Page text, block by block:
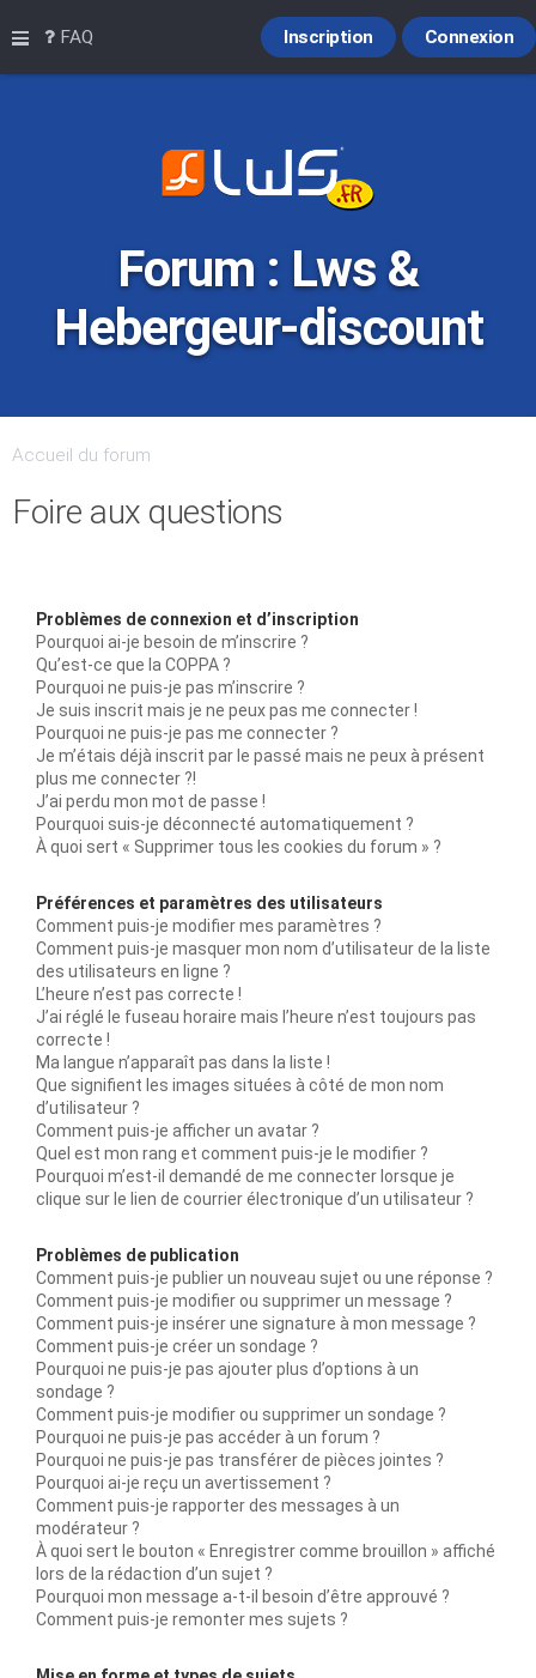
Raccourcis
FAQ Connexion
Inscription
Forum : Lws &
Hebergeur-discount
Accueil du forum
Foire aux questions
Problèmes de connexion et d’inscription
Pourquoi ai-je besoin de m’inscrire ?
Qu’est-ce que la COPPA ?
Pourquoi ne puis-je pas m’inscrire ?
Je suis inscrit mais je ne peux pas me connecter !
Pourquoi ne puis-je pas me connecter ?
Je m’étais déjà inscrit par le passé mais ne peux à présent
plus me connecter ?!
J’ai perdu mon mot de passe !
Pourquoi suis-je déconnecté automatiquement ?
À quoi sert « Supprimer tous les cookies du forum » ?
Préférences et paramètres des utilisateurs
Comment puis-je modifier mes paramètres ?
Comment puis-je masquer mon nom d’utilisateur de la liste
des utilisateurs en ligne ?
L’heure n’est pas correcte !
J’ai réglé le fuseau horaire mais l’heure n’est toujours pas
correcte !
Ma langue n’apparaît pas dans la liste !
Que signifient les images situées à côté de mon nom
d’utilisateur ?
Comment puis-je afficher un avatar ?
Quel est mon rang et comment puis-je le modifier ?
Pourquoi m’est-il demandé de me connecter lorsque je
clique sur le lien de courrier électronique d’un utilisateur ?
Problèmes de publication
Comment puis-je publier un nouveau sujet ou une réponse ?
Comment puis-je modifier ou supprimer un message ?
Comment puis-je insérer une signature à mon message ?
Comment puis-je créer un sondage ?
Pourquoi ne puis-je pas ajouter plus d’options à un
sondage ?
Comment puis-je modifier ou supprimer un sondage ?
Pourquoi ne puis-je pas accéder à un forum ?
Pourquoi ne puis-je pas transférer de pièces jointes ?
Pourquoi ai-je reçu un avertissement ?
Comment puis-je rapporter des messages à un
modérateur ?
À quoi sert le bouton « Enregistrer comme brouillon » affiché
lors de la rédaction d’un sujet ?
Pourquoi mon message a-t-il besoin d’être approuvé ?
Comment puis-je remonter mes sujets ?